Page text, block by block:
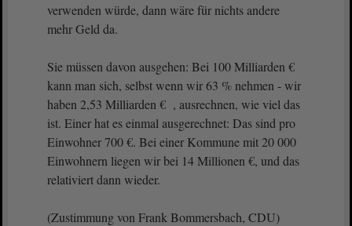
verwenden würde, dann wäre für nichts andere
mehr Geld da.
Sie müssen davon ausgehen: Bei 100 Milliarden €
kann man sich, selbst wenn wir 63 % nehmen - wir
haben 2,53 Milliarden € , ausrechnen, wie viel das
ist. Einer hat es einmal ausgerechnet: Das sind pro
Einwohner 700 €. Bei einer Kommune mit 20 000
Einwohnern liegen wir bei 14 Millionen €, und das
relativiert dann wieder.
(Zustimmung von Frank Bommersbach, CDU)